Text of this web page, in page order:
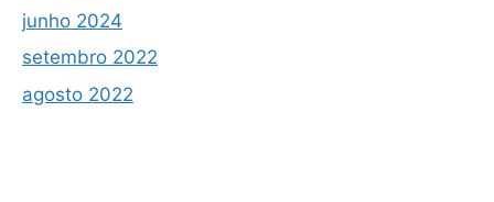
junho 2024
setembro 2022
agosto 2022